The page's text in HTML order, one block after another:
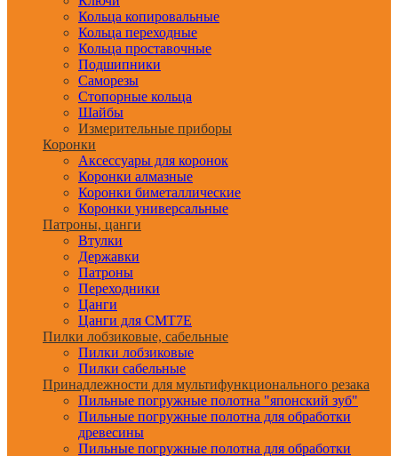
Кольца копировальные
Кольца переходные
Кольца проставочные
Подшипники
Саморезы
Стопорные кольца
Шайбы
Измерительные приборы
Коронки
Аксессуары для коронок
Коронки алмазные
Коронки биметаллические
Коронки универсальные
Патроны, цанги
Втулки
Державки
Патроны
Переходники
Цанги
Цанги для CMT7E
Пилки лобзиковые, сабельные
Пилки лобзиковые
Пилки сабельные
Принадлежности для мультифункционального резака
Пильные погружные полотна "японский зуб"
Пильные погружные полотна для обработки
древесины
Пильные погружные полотна для обработки